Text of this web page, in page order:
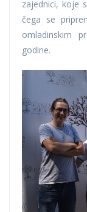
zajednici, koje
čega se
omladinskim
godine.